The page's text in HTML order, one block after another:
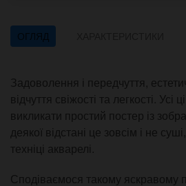
ОГЛЯД
Задоволення і передчуття,
відчуття свіжості та легкості. Усі
викликати простий постер із
деякої відстані це зовсім і не
техніці акварелі.
Сподіваємося такому яскравому